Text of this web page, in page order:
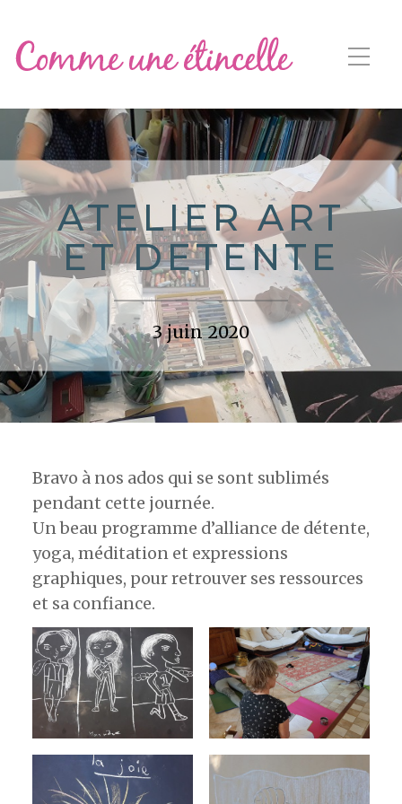
ATELIER ART
ET DETENTE
3 juin 2020
Bravo à nos ados qui se sont sublimés
pendant cette journée.
Un beau programme d’alliance de détente,
yoga, méditation et expressions
graphiques, pour retrouver ses ressources
et sa confiance.